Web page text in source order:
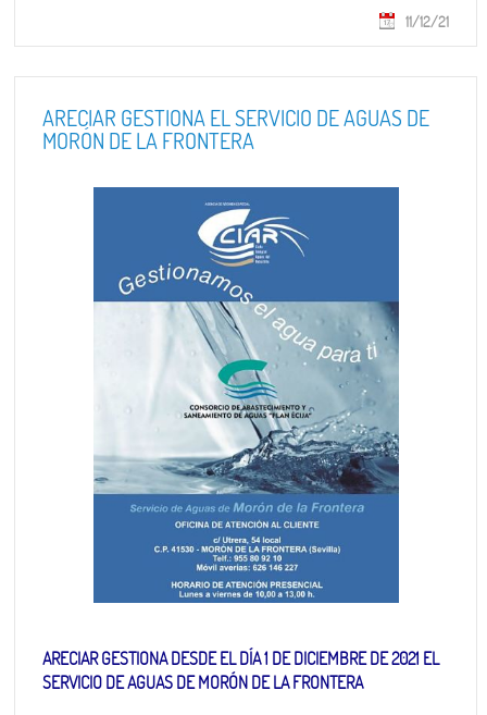
11/12/21
ARECIAR GESTIONA EL SERVICIO DE AGUAS DE
MORÓN DE LA FRONTERA
ARECIAR GESTIONA DESDE EL DÍA 1 DE DICIEMBRE DE 2021 EL
SERVICIO DE AGUAS DE MORÓN DE LA FRONTERA